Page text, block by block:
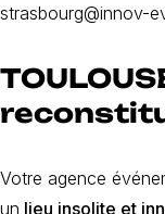
strasbourg@innov-
Votre agence
un lieu insolite et